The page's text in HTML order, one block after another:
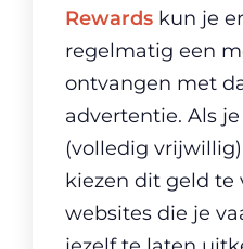
Rewards kun je
regelmatig een
ontvangen met
advertentie. Als
(volledig
kiezen dit geld te
websites die je